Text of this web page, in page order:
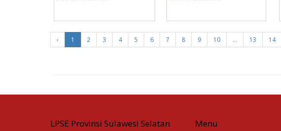
‹ 1 2 3 4 5 6 7 8 9 10 ... 13 14
LPSE Provinsi Sulawesi Selatan Menu